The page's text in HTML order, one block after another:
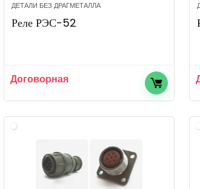
ДЕТАЛИ БЕЗ ДРАГМЕТАЛЛА
Реле РЭС-52
Договорная